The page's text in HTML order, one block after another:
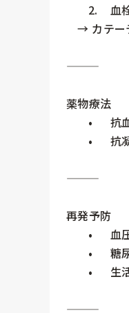
→ カテー
薬物療法
再発予防